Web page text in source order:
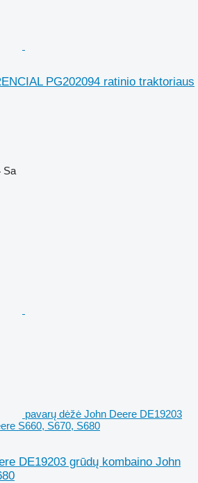
PG202094 ratinio traktoriaus
Sa
pavarų dėžė John Deere DE19203
S660, S670, S680
DE19203 grūdų kombaino John